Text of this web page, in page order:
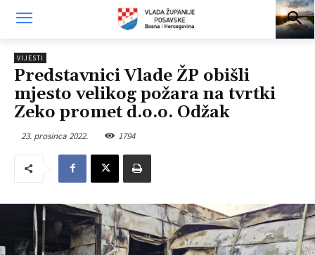
VIJESTI
Predstavnici Vlade ŽP obišli
mjesto velikog požara na tvrtki
Zeko promet d.o.o. Odžak
23. prosinca 2022. 1794